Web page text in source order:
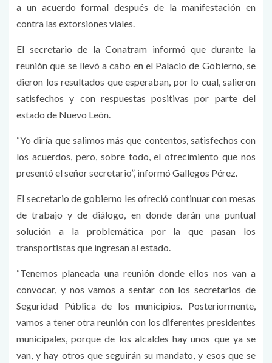
a un acuerdo formal después de la manifestación en
contra las extorsiones viales.
El secretario de la Conatram informó que durante la
reunión que se llevó a cabo en el Palacio de Gobierno, se
dieron los resultados que esperaban, por lo cual, salieron
satisfechos y con respuestas positivas por parte del
estado de Nuevo León.
“Yo diría que salimos más que contentos, satisfechos con
los acuerdos, pero, sobre todo, el ofrecimiento que nos
presentó el señor secretario”, informó Gallegos Pérez.
El secretario de gobierno les ofreció continuar con mesas
de trabajo y de diálogo, en donde darán una puntual
solución a la problemática por la que pasan los
transportistas que ingresan al estado.
“Tenemos planeada una reunión donde ellos nos van a
convocar, y nos vamos a sentar con los secretarios de
Seguridad Pública de los municipios. Posteriormente,
vamos a tener otra reunión con los diferentes presidentes
municipales, porque de los alcaldes hay unos que ya se
van, y hay otros que seguirán su mandato, y esos que se